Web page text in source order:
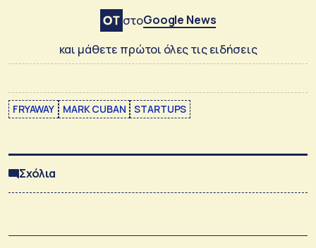
στοGoogle News
και μάθετε πρώτοι όλες τις ειδήσεις
FRYAWAY MARK CUBAN STARTUPS
Σχόλια